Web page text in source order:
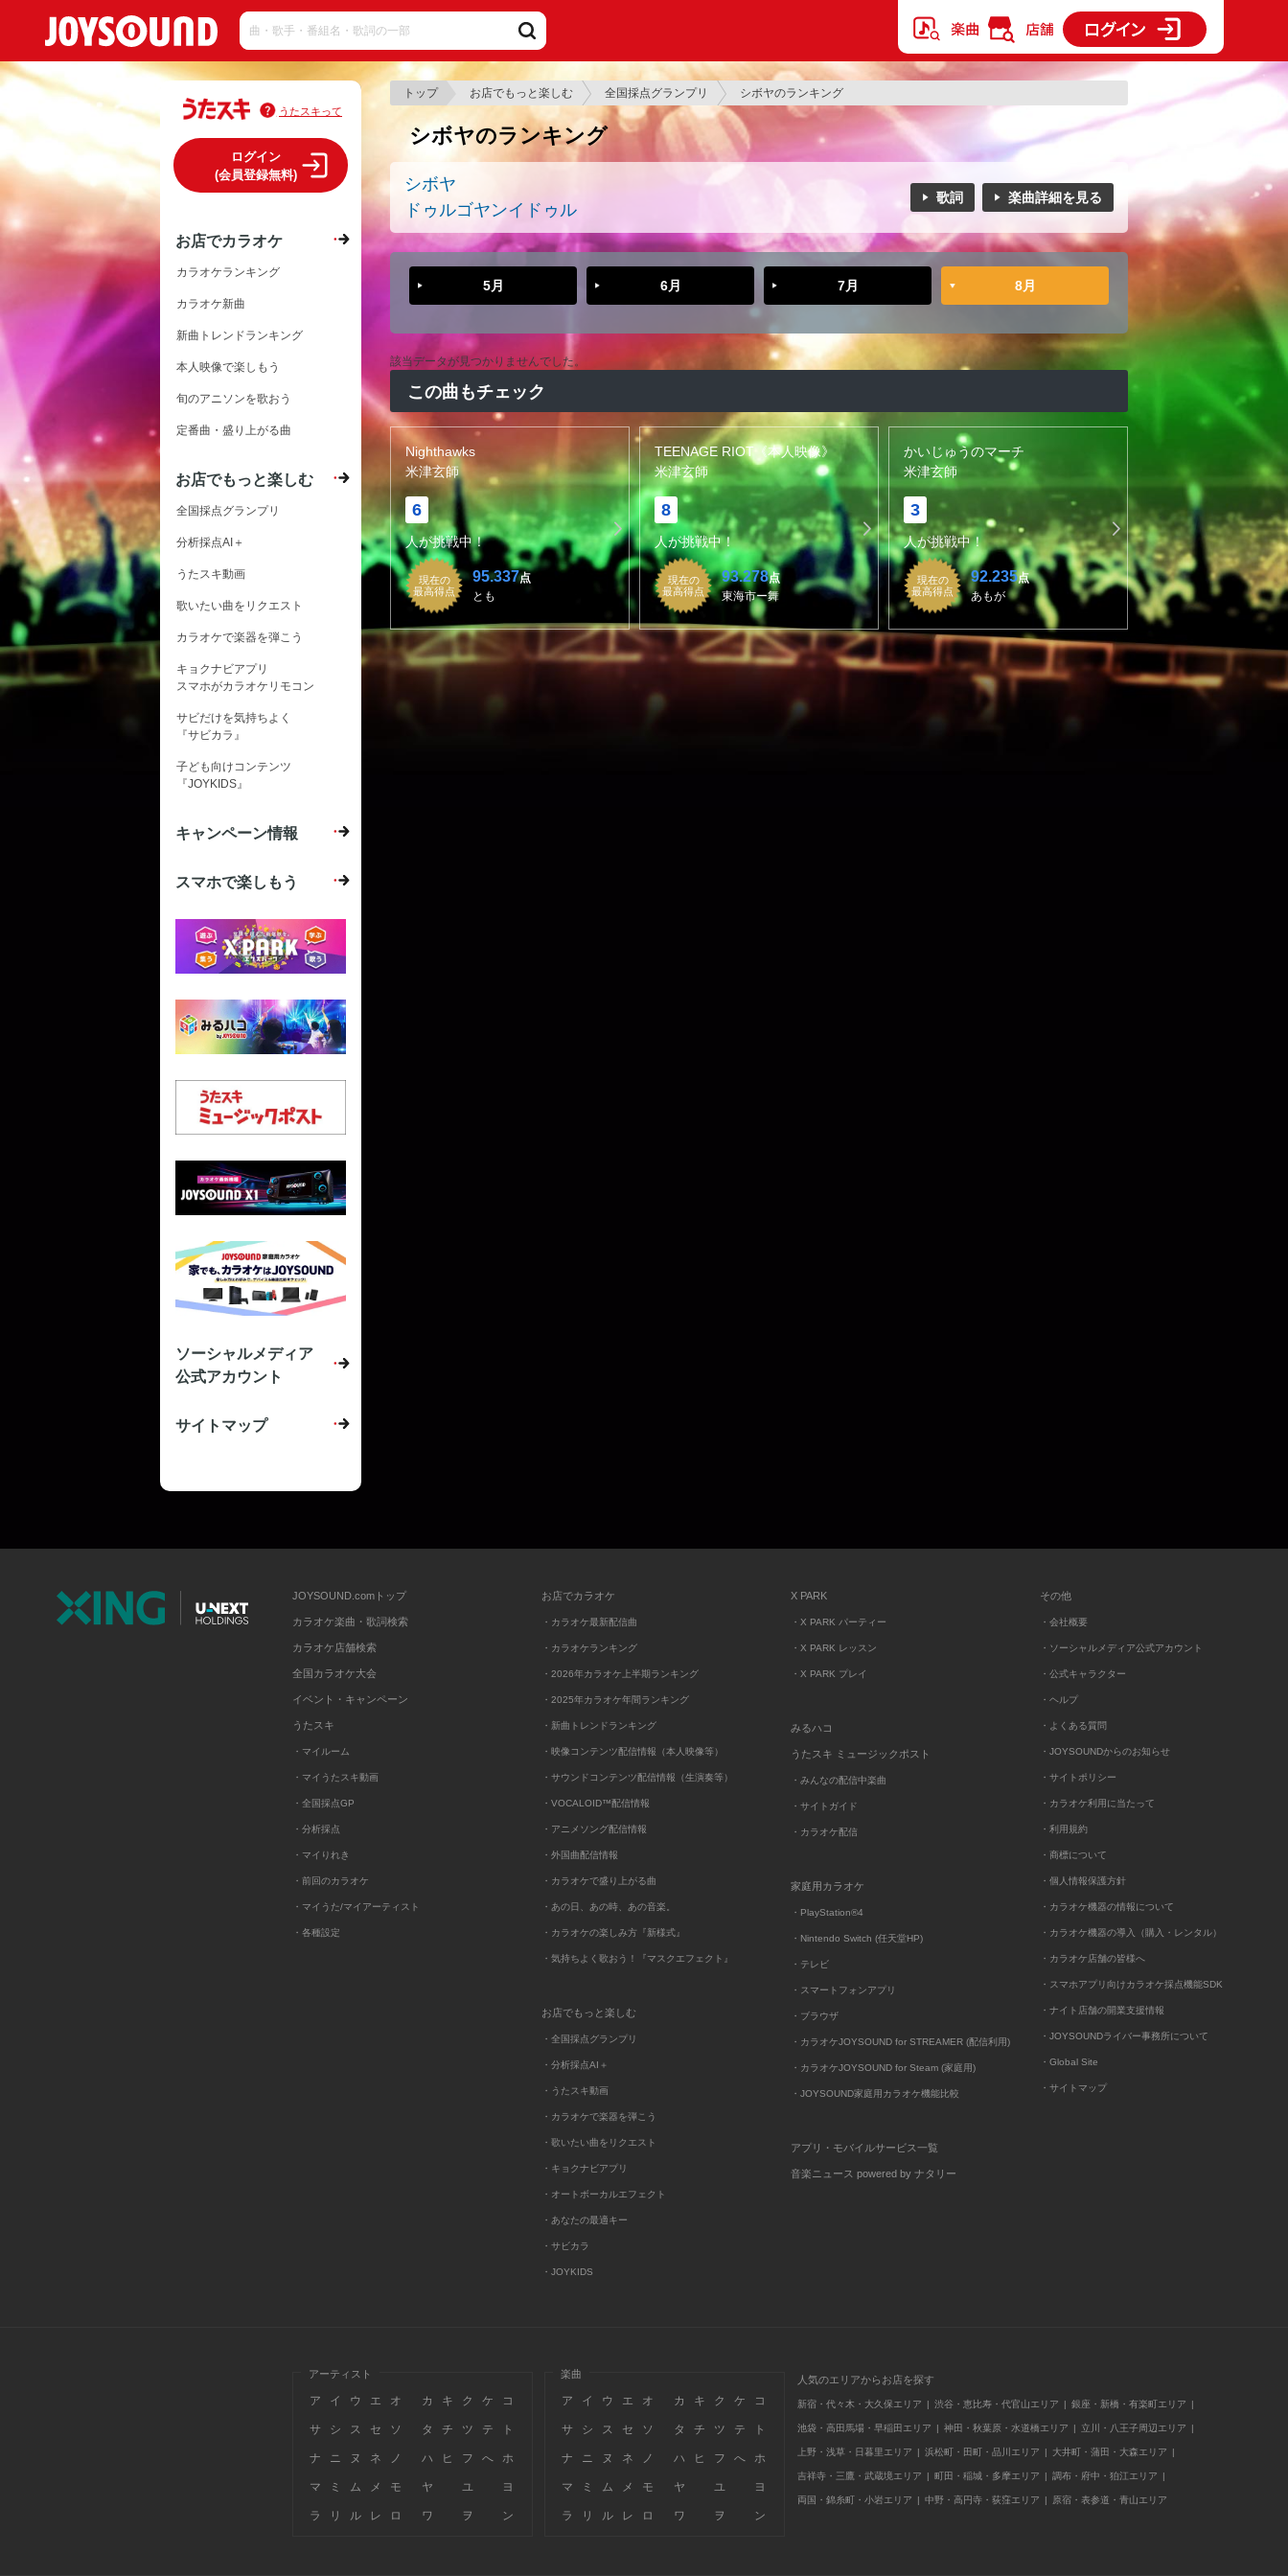
トップ お店でもっと楽しむ 全国採点グランプリ シボヤのランキング
シボヤのランキング
シボヤ
ドゥルゴヤンイドゥル
歌詞 楽曲詳細を見る
5月 6月 7月 8月
該当データが見つかりませんでした。
この曲もチェック
Nighthawks
米津玄師
6
人が挑戦中！
現在の
最高得点
95.337点
とも
TEENAGE RIOT《本人映像》
米津玄師
8
人が挑戦中！
現在の
最高得点
93.278点
東海市ー舞
かいじゅうのマーチ
米津玄師
3
人が挑戦中！
現在の
最高得点
92.235点
あもが
うたスキって
ログイン
(会員登録無料)
お店でカラオケ
カラオケランキング
カラオケ新曲
新曲トレンドランキング
本人映像で楽しもう
旬のアニソンを歌おう
定番曲・盛り上がる曲
お店でもっと楽しむ
全国採点グランプリ
分析採点AI＋
うたスキ動画
歌いたい曲をリクエスト
カラオケで楽器を弾こう
キョクナビアプリ
スマホがカラオケリモコン
サビだけを気持ちよく
『サビカラ』
子ども向けコンテンツ
『JOYKIDS』
キャンペーン情報
スマホで楽しもう
ソーシャルメディア
公式アカウント
サイトマップ
JOYSOUND.comトップ
カラオケ楽曲・歌詞検索
カラオケ店舗検索
全国カラオケ大会
イベント・キャンペーン
うたスキ
・マイルーム
・マイうたスキ動画
・全国採点GP
・分析採点
・マイりれき
・前回のカラオケ
・マイうた/マイアーティスト
・各種設定
お店でカラオケ
・カラオケ最新配信曲
・カラオケランキング
・2026年カラオケ上半期ランキング
・2025年カラオケ年間ランキング
・新曲トレンドランキング
・映像コンテンツ配信情報（本人映像等）
・サウンドコンテンツ配信情報（生演奏等）
・VOCALOID™配信情報
・アニメソング配信情報
・外国曲配信情報
・カラオケで盛り上がる曲
・あの日、あの時、あの音楽。
・カラオケの楽しみ方『新様式』
・気持ちよく歌おう！『マスクエフェクト』
お店でもっと楽しむ
・全国採点グランプリ
・分析採点AI＋
・うたスキ動画
・カラオケで楽器を弾こう
・歌いたい曲をリクエスト
・キョクナビアプリ
・オートボーカルエフェクト
・あなたの最適キー
・サビカラ
・JOYKIDS
X PARK
・X PARK パーティー
・X PARK レッスン
・X PARK プレイ
みるハコ
うたスキ ミュージックポスト
・みんなの配信中楽曲
・サイトガイド
・カラオケ配信
家庭用カラオケ
・PlayStation®4
・Nintendo Switch (任天堂HP)
・テレビ
・スマートフォンアプリ
・ブラウザ
・カラオケJOYSOUND for STREAMER (配信利用)
・カラオケJOYSOUND for Steam (家庭用)
・JOYSOUND家庭用カラオケ機能比較
アプリ・モバイルサービス一覧
音楽ニュース powered by ナタリー
その他
・会社概要
・ソーシャルメディア公式アカウント
・公式キャラクター
・ヘルプ
・よくある質問
・JOYSOUNDからのお知らせ
・サイトポリシー
・カラオケ利用に当たって
・利用規約
・商標について
・個人情報保護方針
・カラオケ機器の情報について
・カラオケ機器の導入（購入・レンタル）
・カラオケ店舗の皆様へ
・スマホアプリ向けカラオケ採点機能SDK
・ナイト店舗の開業支援情報
・JOYSOUNDライバー事務所について
・Global Site
・サイトマップ
アーティスト
ア イ ウ エ オ カ キ ク ケ コ
サ シ ス セ ソ タ チ ツ テ ト
ナ ニ ヌ ネ ノ ハ ヒ フ へ ホ
マ ミ ム メ モ ヤ ユ ヨ
ラ リ ル レ ロ ワ ヲ ン
楽曲
ア イ ウ エ オ カ キ ク ケ コ
サ シ ス セ ソ タ チ ツ テ ト
ナ ニ ヌ ネ ノ ハ ヒ フ へ ホ
マ ミ ム メ モ ヤ ユ ヨ
ラ リ ル レ ロ ワ ヲ ン
人気のエリアからお店を探す
新宿・代々木・大久保エリア 渋谷・恵比寿・代官山エリア 銀座・新橋・有楽町エリア
池袋・高田馬場・早稲田エリア 神田・秋葉原・水道橋エリア 立川・八王子周辺エリア
上野・浅草・日暮里エリア 浜松町・田町・品川エリア 大井町・蒲田・大森エリア
吉祥寺・三鷹・武蔵境エリア 町田・稲城・多摩エリア 調布・府中・狛江エリア
両国・錦糸町・小岩エリア 中野・高円寺・荻窪エリア 原宿・表参道・青山エリア